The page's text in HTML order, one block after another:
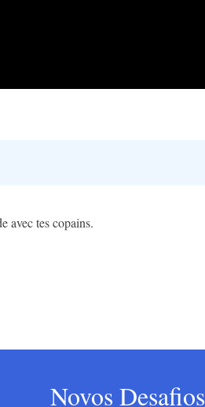
avec tes copains.
Novos Desafios